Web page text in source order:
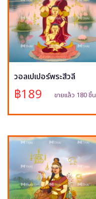
วอลเปเปอร์พระสีวลี
฿189 ขายแล้ว 180 ชิ้น